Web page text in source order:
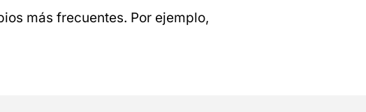
más frecuentes. Por ejemplo,